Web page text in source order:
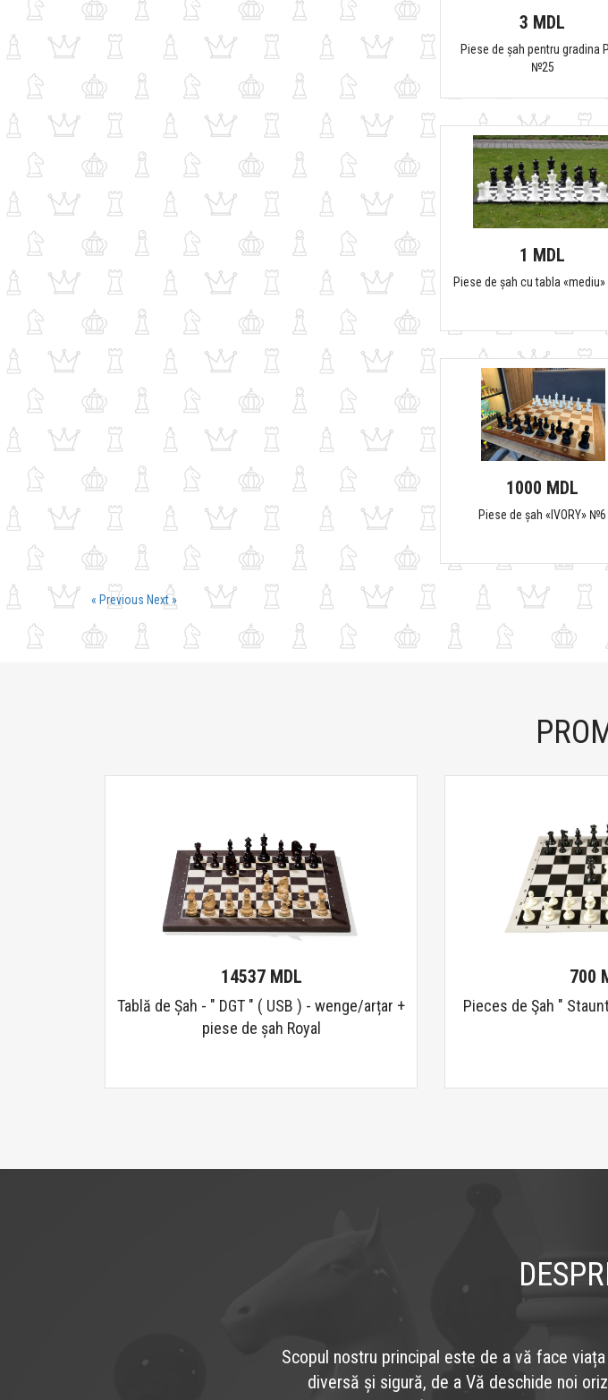
3 MDL
Piese de șah pentru gradina
№25
1 MDL
Piese de șah cu tabla
1000 MDL
Piese de șah «IVORY» №6
« Previous Next »
14537 MDL
Tablă de Șah - " DGT " ( USB ) - wenge/arțar +
piese de șah Royal
700
Pieces de Şah "
Scopul nostru principal este de a vă face
diversă și sigură, de a Vă deschide noi